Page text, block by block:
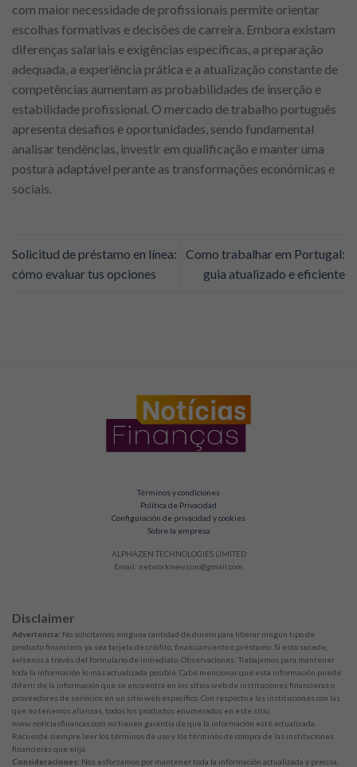
com maior necessidade de profissionais permite orientar
escolhas formativas e decisões de carreira. Embora existam
diferenças salariais e exigências específicas, a preparação
adequada, a experiência prática e a atualização constante de
competências aumentam as probabilidades de inserção e
estabilidade profissional. O mercado de trabalho português
apresenta desafios e oportunidades, sendo fundamental
analisar tendências, investir em qualificação e manter uma
postura adaptável perante as transformações económicas e
sociais.
Solicitud de préstamo en línea:
cómo evaluar tus opciones
Como trabalhar em Portugal:
guia atualizado e eficiente
Términos y condiciones
Política de Privacidad
Configuración de privacidad y cookies
Sobre la empresa
ALPHAZEN TECHNOLOGIES LIMITED
Email: networknewsinc@gmail.com
Disclaimer
Advertencia: No solicitamos ninguna cantidad de dinero para liberar ningún tipo de
producto financiero, ya sea tarjeta de crédito, financiamiento o préstamo. Si esto sucede,
avísenos a través del formulario de inmediato. Observaciones: Trabajamos para mantener
toda la información lo más actualizada posible. Cabe mencionar que esta información puede
diferir de la información que se encuentra en los sitios web de instituciones financieras o
proveedores de servicios en un sitio web específico. Con respecto a las instituciones con las
que no tenemos alianzas, todos los productos enumerados en este sitio
www.noticiasfinancas.com no tienen garantía de que la información esté actualizada.
Recuerde siempre leer los términos de uso y los términos de compra de las instituciones
financieras que elija.
Consideraciones: Nos esforzamos por mantener toda la información actualizada y precisa.